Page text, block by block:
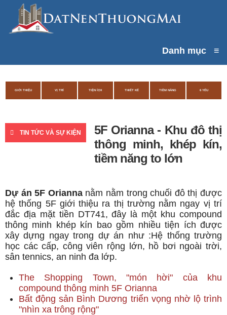
Danh mục ≡
GIỚI THIỆU VỊ TRÍ TIỆN ÍCH THIẾT KẾ TIỀM NĂNG 6 YẾU
TIN TỨC VÀ SỰ KIỆN
5F Orianna - Khu đô thị
thông minh, khép kín,
tiềm năng to lớn
Dự án 5F Oriannanằm nằm trong chuối đô thị được
hệ thống 5F giới thiệu ra thị trường nằm ngay vị trí
đắc địa mặt tiền DT741, đây là một khu compound
thông minh khép kín bao gồm nhiều tiện ích được
xây dựng ngay trong dự án như :Hệ thống trường
học các cấp, công viên rộng lớn, hồ bơi ngoài trời,
sân tennics, an ninh đa lớp.
The Shopping Town, "món hời" của khu
compound thông minh 5F Orianna
Bất động sản Bình Dương triển vọng nhờ lộ trình
"nhìn xa trông rộng"